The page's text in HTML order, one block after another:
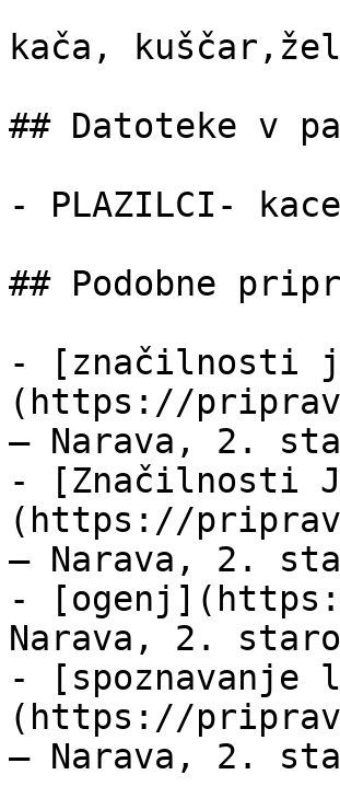
kača,
## Datoteke v
- PLAZILCI-
## Podobne
- [značilnosti
(https://
— Narava, 2.
- [Značilnosti
(https://
— Narava, 2.
-
Narava, 2.
- [spoznavanje
(https://
— Narava, 2.